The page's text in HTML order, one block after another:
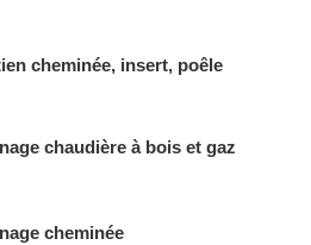
cheminée, insert, poêle
chaudière à bois et gaz
cheminée